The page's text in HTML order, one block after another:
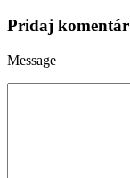
Pridaj komentár
Message